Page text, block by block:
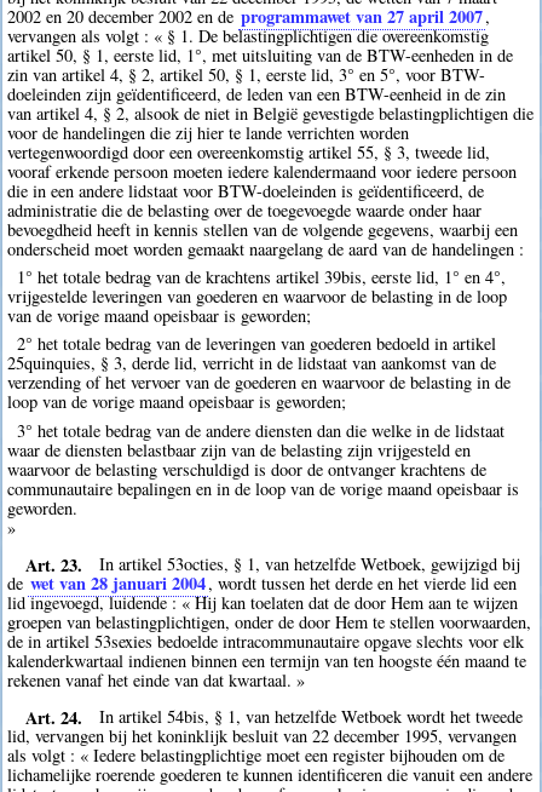
2002 en 20 december 2002 en de programmawet van 27 april 2007,
vervangen als volgt : « § 1. De belastingplichtigen die overeenkomstig
artikel 50, § 1, eerste lid, 1°, met uitsluiting van de BTW-eenheden in de
zin van artikel 4, § 2, artikel 50, § 1, eerste lid, 3° en 5°, voor BTW-
doeleinden zijn geïdentificeerd, de leden van een BTW-eenheid in de zin
van artikel 4, § 2, alsook de niet in België gevestigde belastingplichtigen die
voor de handelingen die zij hier te lande verrichten worden
vertegenwoordigd door een overeenkomstig artikel 55, § 3, tweede lid,
vooraf erkende persoon moeten iedere kalendermaand voor iedere persoon
die in een andere lidstaat voor BTW-doeleinden is geïdentificeerd, de
administratie die de belasting over de toegevoegde waarde onder haar
bevoegdheid heeft in kennis stellen van de volgende gegevens, waarbij een
onderscheid moet worden gemaakt naargelang de aard van de handelingen :
1° het totale bedrag van de krachtens artikel 39bis, eerste lid, 1° en 4°,
vrijgestelde leveringen van goederen en waarvoor de belasting in de loop
van de vorige maand opeisbaar is geworden;
2° het totale bedrag van de leveringen van goederen bedoeld in artikel
25quinquies, § 3, derde lid, verricht in de lidstaat van aankomst van de
verzending of het vervoer van de goederen en waarvoor de belasting in de
loop van de vorige maand opeisbaar is geworden;
3° het totale bedrag van de andere diensten dan die welke in de lidstaat
waar de diensten belastbaar zijn van de belasting zijn vrijgesteld en
waarvoor de belasting verschuldigd is door de ontvanger krachtens de
communautaire bepalingen en in de loop van de vorige maand opeisbaar is
geworden.
»
Art. 23.
In artikel 53octies, § 1, van hetzelfde Wetboek, gewijzigd bij
de wet van 28 januari 2004, wordt tussen het derde en het vierde lid een
lid ingevoegd, luidende : « Hij kan toelaten dat de door Hem aan te wijzen
groepen van belastingplichtigen, onder de door Hem te stellen voorwaarden,
de in artikel 53sexies bedoelde intracommunautaire opgave slechts voor elk
kalenderkwartaal indienen binnen een termijn van ten hoogste één maand te
rekenen vanaf het einde van dat kwartaal. »
Art. 24.
In artikel 54bis, § 1, van hetzelfde Wetboek wordt het tweede
lid, vervangen bij het koninklijk besluit van 22 december 1995, vervangen
als volgt : « Iedere belastingplichtige moet een register bijhouden om de
lichamelijke roerende goederen te kunnen identificeren die vanuit een andere